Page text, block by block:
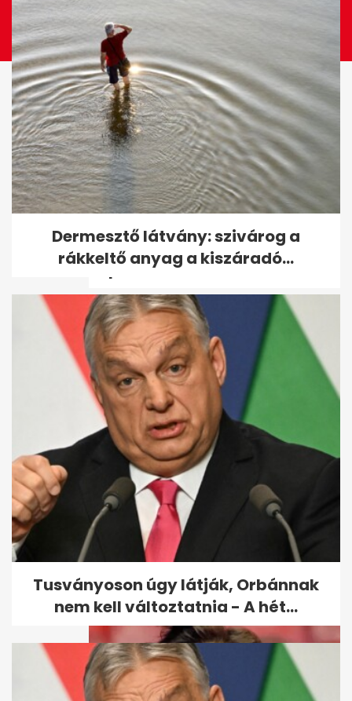
Osváth Zsolt rosszul lett a 42
fokos hőségben: „Elment a
kép”
Nyaralás előtt ezt ne tedd: 3
rejtekhely, amit a betörők
ismernek
Dermesztő látvány: szivárog a
rákkeltő anyag a kiszáradó...
Tusványoson úgy látják, Orbánnak
nem kell változtatnia - A hét...